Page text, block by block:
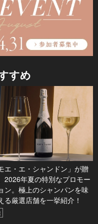
すめ
エ・エ・シャンドン」が贈
2026年夏の特別なプロモー
ン。極上のシャンパンを味
る厳選店舗を一挙紹介！